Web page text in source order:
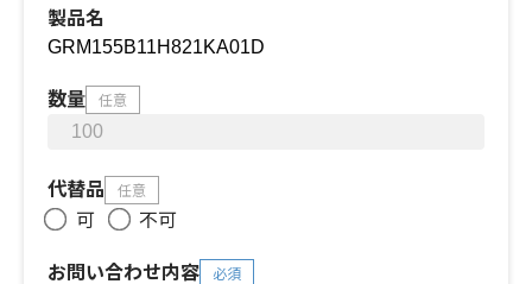
製品名
数量 任意
代替品 任意
可
不可
お問い合わせ内容
必須